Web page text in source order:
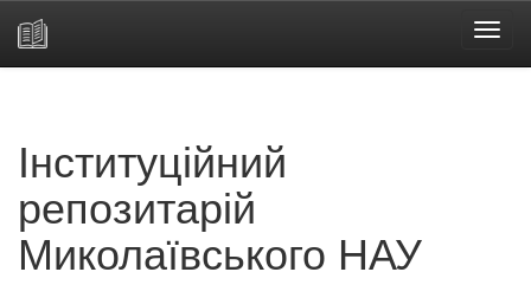
Інституційний
репозитарій
Миколаївського НАУ